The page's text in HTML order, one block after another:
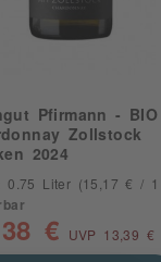
Pfirmann - BIO
Zollstock
2024
0.75 Liter
(15,17 € / 1 Liter)
€ UVP 13,39 €